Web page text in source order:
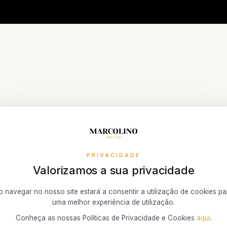
o nome do Oyster
GMT‑Master II
PRIVACIDADE
Valorizamos a sua privacidade
navegar no nosso site estará a consentir a utilização de cookies
uma melhor experiência de utilização.
Conheça as nossas Políticas de Privacidade e Cookies aqui.